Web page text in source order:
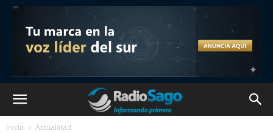
Inicio Actualidad